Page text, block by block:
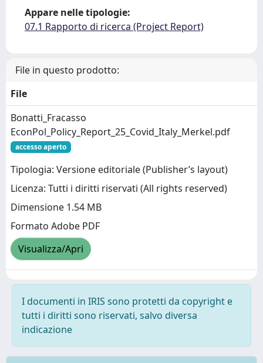
Appare nelle tipologie:
07.1 Rapporto di ricerca (Project Report)
File in questo prodotto:
File
Bonatti_Fracasso
EconPol_Policy_Report_25_Covid_Italy_Merkel.pdf
accesso aperto
Tipologia: Versione editoriale (Publisher’s layout)
Licenza: Tutti i diritti riservati (All rights reserved)
Dimensione 1.54 MB
Formato Adobe PDF
Visualizza/Apri
I documenti in IRIS sono protetti da copyright e
tutti i diritti sono riservati, salvo diversa
indicazione